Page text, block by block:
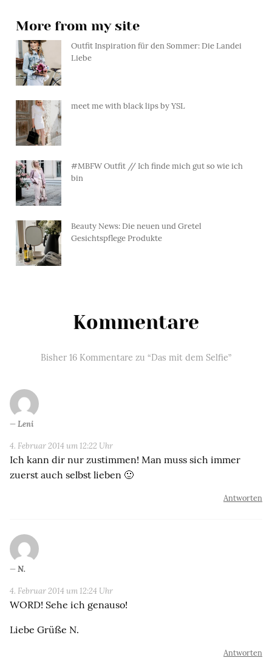
More from my site
Outfit Inspiration für den Sommer: Die Landei
Liebe
meet me with black lips by YSL
#MBFW Outfit // Ich finde mich gut so wie ich
bin
Beauty News: Die neuen und Gretel
Gesichtspflege Produkte
Kommentare
Bisher 16 Kommentare zu “Das mit dem Selfie”
Leni
4. Februar 2014 um 12:22 Uhr
Ich kann dir nur zustimmen! Man muss sich immer
zuerst auch selbst lieben 🙂
Antworten
N.
4. Februar 2014 um 12:24 Uhr
WORD! Sehe ich genauso!
Liebe Grüße N.
Antworten